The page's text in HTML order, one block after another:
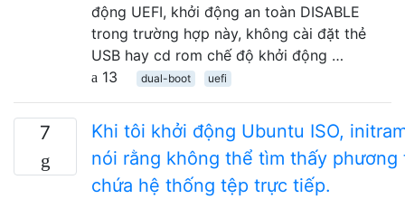
động UEFI, khởi động an toàn DISABLE
trong trường hợp này, không cài đặt thẻ
USB hay cd rom chế độ khởi động …
13
dual-boot uefi
7
Khi tôi khởi động Ubuntu ISO,
nói rằng không thể tìm thấy phương
chứa hệ thống tệp trực tiếp.